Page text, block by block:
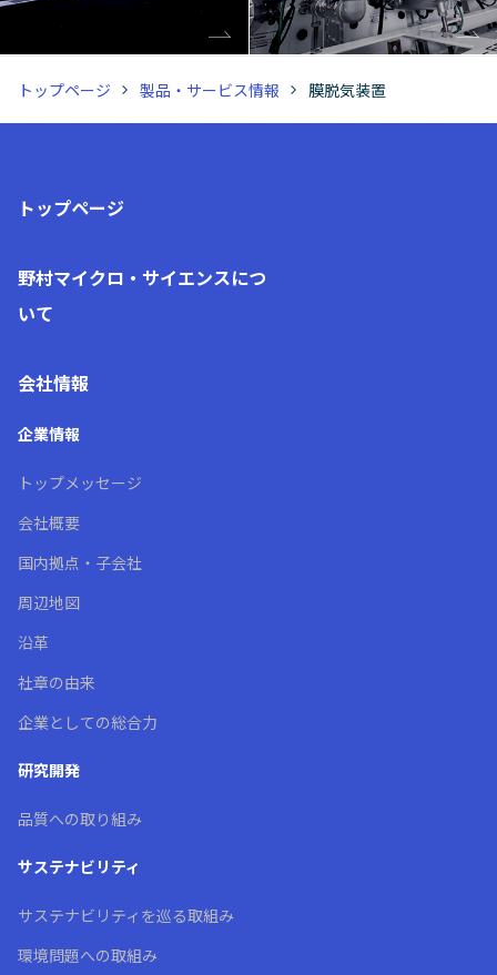
トップページ 製品・サービス情報 膜脱気装置
トップページ
野村マイクロ・サイエンスにつ
いて
会社情報
企業情報
トップメッセージ
会社概要
国内拠点・子会社
周辺地図
沿革
社章の由来
企業としての総合力
研究開発
品質への取り組み
サステナビリティ
サステナビリティを巡る取組み
環境問題への取組み